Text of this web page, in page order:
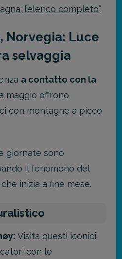
l’elenco completo”.
Norvegia: Luce
selvaggia
a contatto con la
a maggio offrono
con montagne a picco
giornate sono
il fenomeno del
inizia a fine mese.
Visita questi iconici
con le